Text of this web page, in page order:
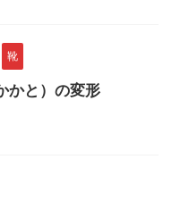
靴
かと）の変形